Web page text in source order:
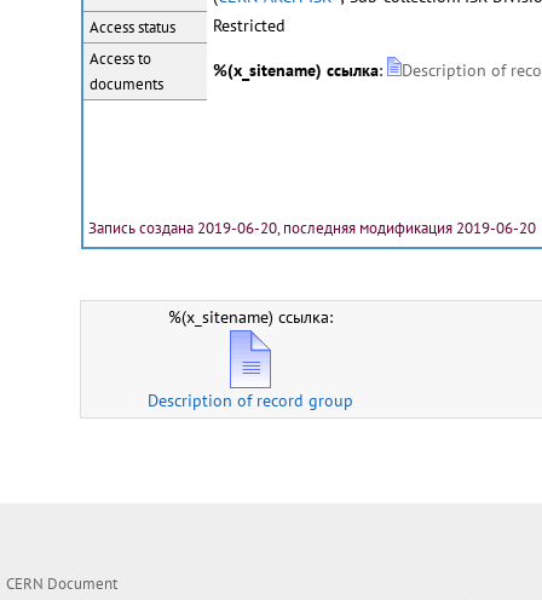
Access status Restricted
Access to
documents
%(x_sitename) ссылка: Description of
Запись создана 2019-06-20, последняя модификация 2019-06-20
%(x_sitename) ссылка:
Description of record group
CERN Document